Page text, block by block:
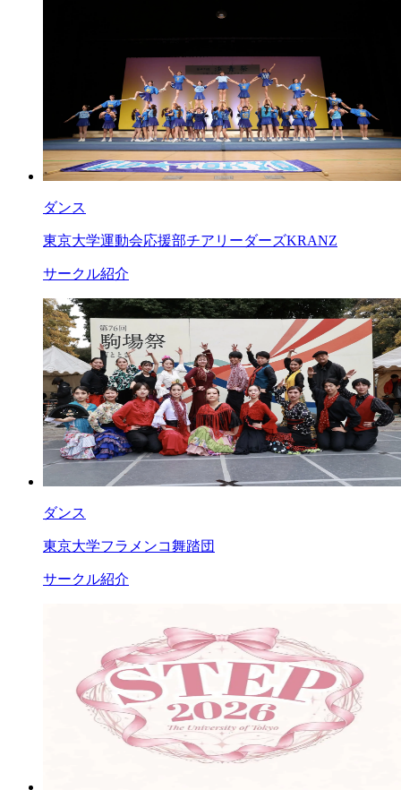
ダンス
東京大学運動会応援部チアリーダーズKRANZ
サークル紹介
ダンス
東京大学フラメンコ舞踏団
サークル紹介